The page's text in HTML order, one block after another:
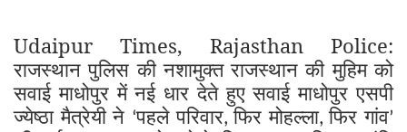
Udaipur Times, Rajasthan Police:
राजस्थान पुलिस की नशामुक्त राजस्थान की मुहिम को
सवाई माधोपुर में नई धार देते हुए सवाई माधोपुर एसपी
ज्येष्ठा मैत्रेयी ने ‘पहले परिवार,फिर मोहल्ला,फिर गांव’